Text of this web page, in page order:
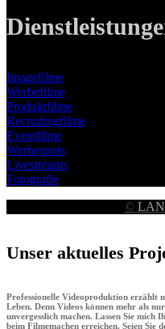
Imagefilme
Werbefilme
Produktfilme
Recruitingfilme
Eventfilme
Werbespots
Livestreams
Fotografie
©
Unser aktuelles
Professionelle Videoproduktion erzählt
Leben. Denn Videos können mehr als
unvergesslich machen. Lassen Sie mich
beim Filmemachen erreichen. Seien